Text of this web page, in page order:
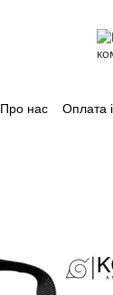
Про нас Оплата